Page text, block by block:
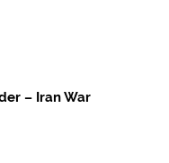
– Iran War